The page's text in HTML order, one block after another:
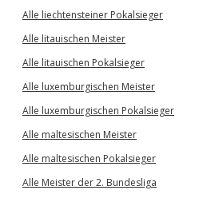
Alle liechtensteiner Pokalsieger
Alle litauischen Meister
Alle litauischen Pokalsieger
Alle luxemburgischen Meister
Alle luxemburgischen Pokalsieger
Alle maltesischen Meister
Alle maltesischen Pokalsieger
Alle Meister der 2. Bundesliga